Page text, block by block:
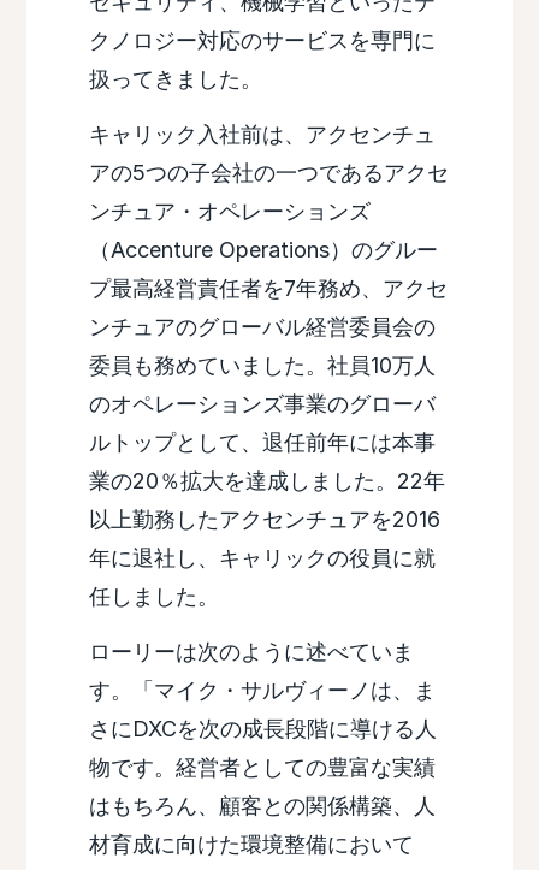
クノロジー対応のサービスを専門に
扱ってきました。
キャリック入社前は、アクセンチュ
アの5つの子会社の一つであるアクセ
ンチュア・オペレーションズ
（Accenture Operations）のグルー
プ最高経営責任者を7年務め、アクセ
ンチュアのグローバル経営委員会の
委員も務めていました。社員10万人
のオペレーションズ事業のグローバ
ルトップとして、退任前年には本事
業の20％拡大を達成しました。22年
以上勤務したアクセンチュアを2016
年に退社し、キャリックの役員に就
任しました。
ローリーは次のように述べていま
す。「マイク・サルヴィーノは、ま
さにDXCを次の成長段階に導ける人
物です。経営者としての豊富な実績
はもちろん、顧客との関係構築、人
材育成に向けた環境整備において